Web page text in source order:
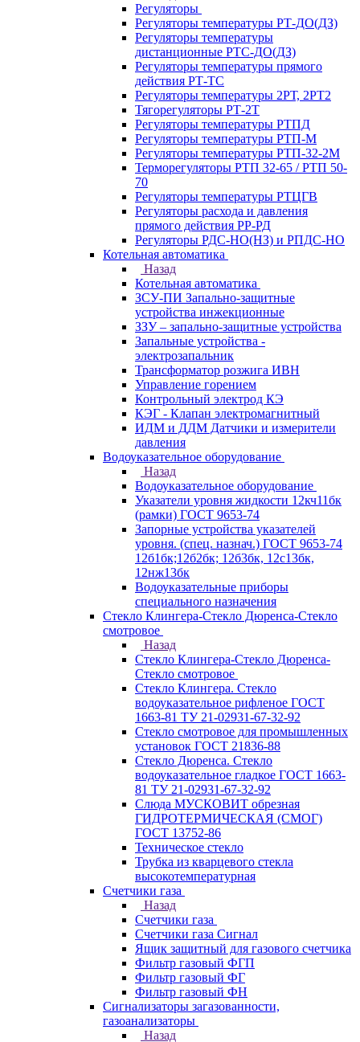
Регуляторы
Регуляторы температуры РТ-ДО(ДЗ)
Регуляторы температуры
дистанционные РТС-ДО(ДЗ)
Регуляторы температуры прямого
действия РТ-ТС
Регуляторы температуры 2РТ, 2РT2
Тягорегуляторы РТ-2Т
Регуляторы температуры РТПД
Регуляторы температуры РТП-M
Регуляторы температуры РТП-32-2М
Терморегуляторы РТП 32-65 / РТП 50-
70
Регуляторы температуры РТЦГВ
Регуляторы расхода и давления
прямого действия РР-РД
Регуляторы РДС-НО(НЗ) и РПДС-НО
Котельная автоматика
Назад
Котельная автоматика
ЗСУ-ПИ Запально-защитные
устройства инжекционные
ЗЗУ – запально-защитные устройства
Запальные устройства -
электрозапальник
Трансформатор розжига ИВН
Управление горением
Контрольный электрод КЭ
КЭГ - Клапан электромагнитный
ИДМ и ДДМ Датчики и измерители
давления
Водоуказательное оборудование
Назад
Водоуказательное оборудование
Указатели уровня жидкости 12кч11бк
(рамки) ГОСТ 9653-74
Запорные устройства указателей
уровня. (спец. назнач.) ГОСТ 9653-74
12б1бк;12б2бк; 12б3бк, 12с13бк,
12нж13бк
Водоуказательные приборы
специального назначения
Стекло Клингера-Стекло Дюренса-Стекло
смотровое
Назад
Стекло Клингера-Стекло Дюренса-
Стекло смотровое
Стекло Клингера. Стекло
водоуказательное рифленое ГОСТ
1663-81 ТУ 21-02931-67-32-92
Стекло смотровое для промышленных
установок ГОСТ 21836-88
Стекло Дюренса. Стекло
водоуказательное гладкое ГОСТ 1663-
81 ТУ 21-02931-67-32-92
Слюда МУСКОВИТ обрезная
ГИДРОТЕРМИЧЕСКАЯ (СМОГ)
ГОСТ 13752-86
Техническое стекло
Трубка из кварцевого стекла
высокотемпературная
Счетчики газа
Назад
Счетчики газа
Счетчики газа Сигнал
Ящик защитный для газового счетчика
Фильтр газовый ФГП
Фильтр газовый ФГ
Фильтр газовый ФН
Сигнализаторы загазованности,
газоанализаторы
Назад